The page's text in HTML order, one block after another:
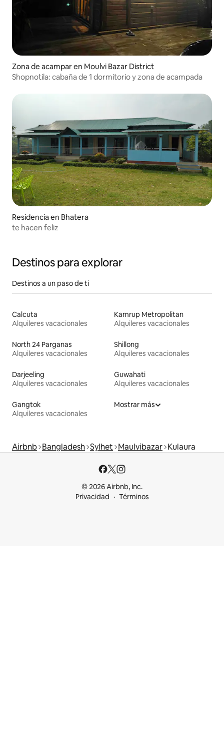
Zona de acampar en Moulvi Bazar District
Shopnotila: cabaña de 1 dormitorio y zona de acampada
Residencia en Bhatera
te hacen feliz
Destinos para explorar
Destinos a un paso de ti
Calcuta
Alquileres vacacionales
Kamrup Metropolitan
Alquileres vacacionales
North 24 Parganas
Alquileres vacacionales
Shillong
Alquileres vacacionales
Darjeeling
Alquileres vacacionales
Guwahati
Alquileres vacacionales
Gangtok
Alquileres vacacionales
Mostrar más
Airbnb Bangladesh Sylhet Maulvibazar Kulaura
© 2026 Airbnb, Inc.
Privacidad
Términos